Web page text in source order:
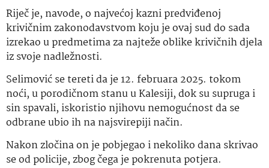
Riječ je, navode, o najvećoj kazni predviđenoj
krivičnim zakonodavstvom koju je ovaj sud do sada
izrekao u predmetima za najteže oblike krivičnih djela
iz svoje nadležnosti.
Selimović se tereti da je 12. februara 2025. tokom
noći, u porodičnom stanu u Kalesiji, dok su supruga i
sin spavali, iskoristio njihovu nemogućnost da se
odbrane ubio ih na najsvirepiji način.
Nakon zločina on je pobjegao i nekoliko dana skrivao
se od policije, zbog čega je pokrenuta potjera.